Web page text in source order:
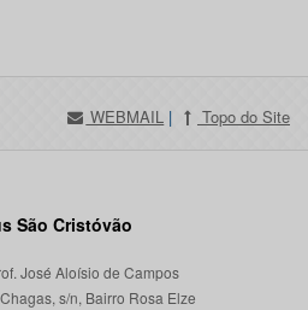
WEBMAIL | Topo do Site
São Cristóvão
José Aloísio de Campos
s/n, Bairro Rosa Elze